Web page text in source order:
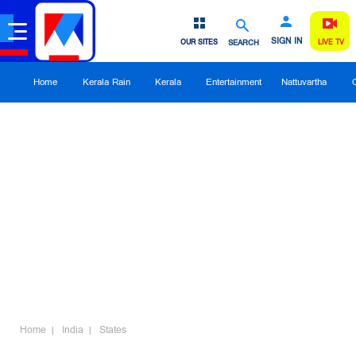
SEARCH SIGN IN
OUR SITES LIVE TV
Home Kerala Rain Kerala Entertainment Nattuvartha
Home India States